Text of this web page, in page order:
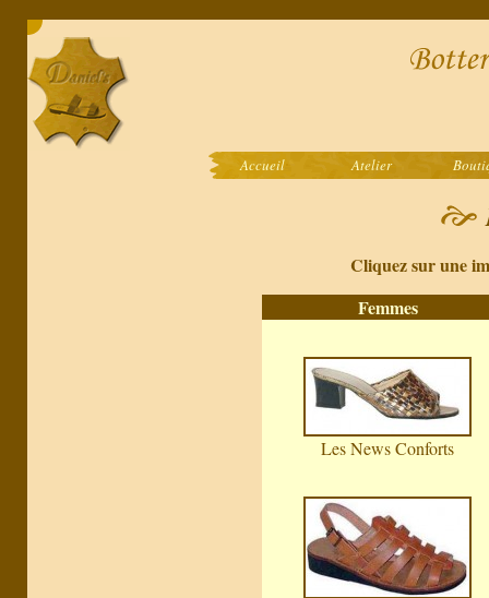
Accueil Atelier
Cliquez sur une
Femmes
Les News Conforts